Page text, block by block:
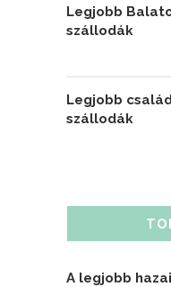
Legjobb
szállodák
Legjobb
szállodák
A legjobb hazai